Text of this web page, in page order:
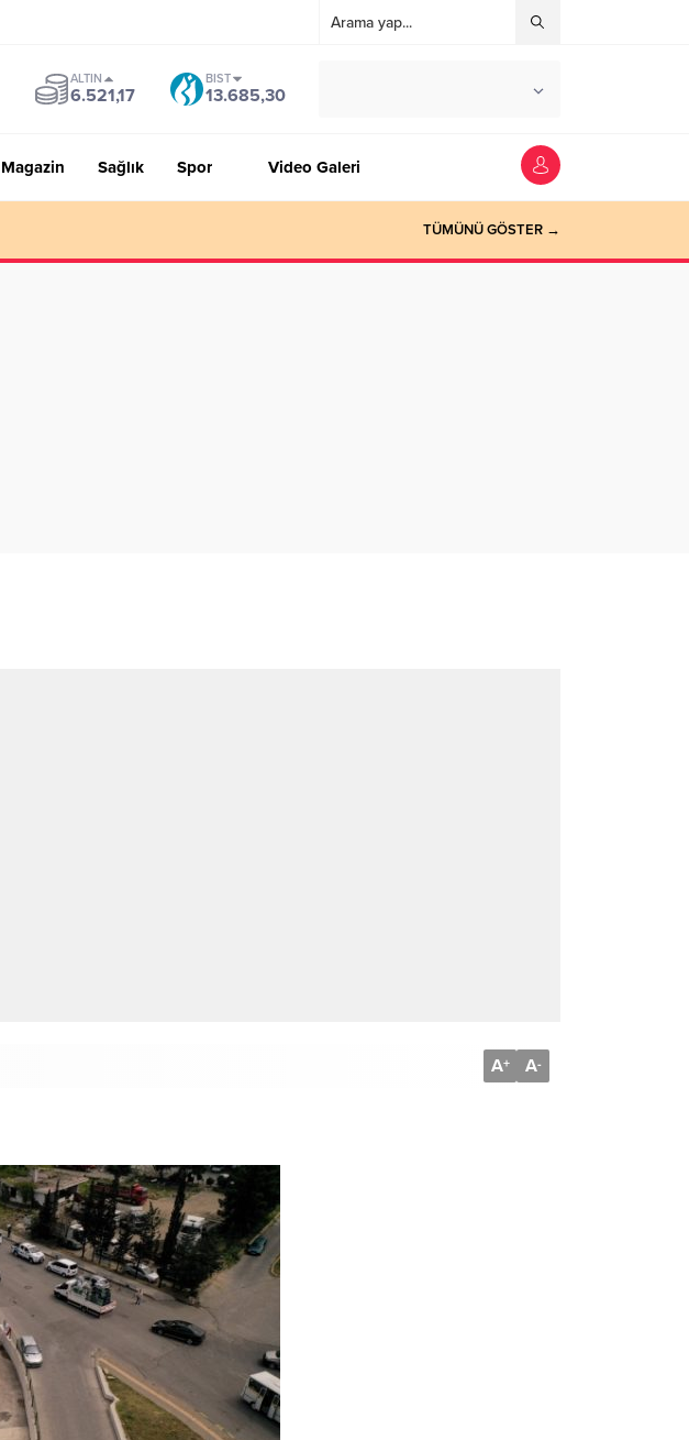
ALTIN
6.521,17
BIST
13.685,30
Magazin Sağlık Spor Video Galeri
TÜMÜNÜ GÖSTER →
A+ A-